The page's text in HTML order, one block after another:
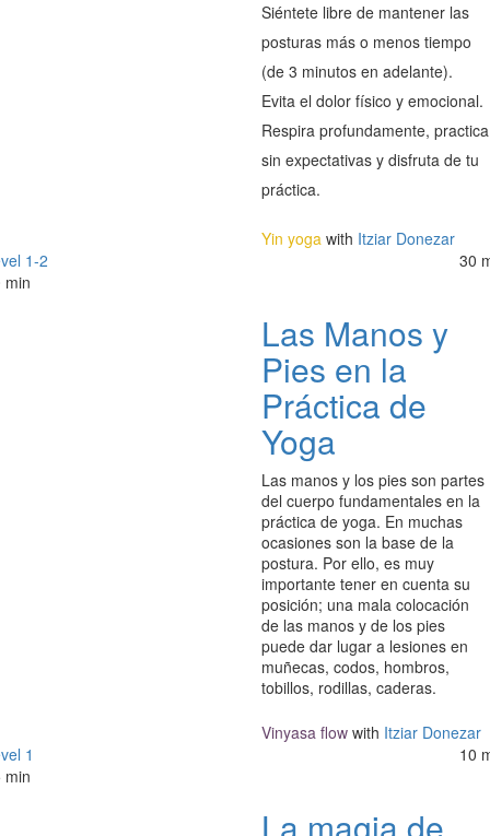
Siéntete libre de mantener las
posturas más o menos tiempo
(de 3 minutos en adelante).
Evita el dolor físico y emocional.
Respira profundamente, practica
sin expectativas y disfruta de tu
práctica.
Yin yoga with Itziar Donezar
1-2
30
min
Las Manos y
Pies en la
Práctica de
Yoga
Las manos y los pies son partes
del cuerpo fundamentales en la
práctica de yoga. En muchas
ocasiones son la base de la
postura. Por ello, es muy
importante tener en cuenta su
posición; una mala colocación
de las manos y de los pies
puede dar lugar a lesiones en
muñecas, codos, hombros,
tobillos, rodillas, caderas.
Vinyasa flow with Itziar Donezar
1
10
min